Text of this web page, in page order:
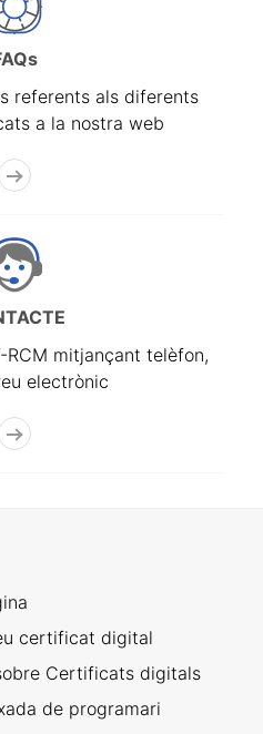
referents als diferents
a la nostra web
mitjançant telèfon,
electrònic
certificat digital
Certificats digitals
de programari